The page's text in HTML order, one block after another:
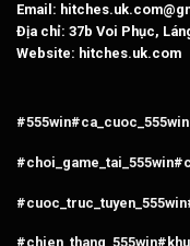
Email:
Địa chỉ: 37b Voi Phục,
Website: hitches.uk.com
#555win#ca_cuoc_555win
#choi_game_tai_555win
#cuoc_truc_tuyen_555win
#chien_thang_555win